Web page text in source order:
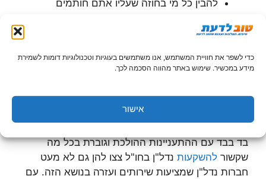
כדי לשפר את חוויית המשתמש, אנו משתמשים בעוגיות וטכנולוגיות דומות לשמירת
מידע במכשיר. שימוש באתר מהווה הסכמה לכך.
אישור
להבין כל מי בחוזה שעליו אתם חותמים
לכן לא כדאי שתתמודדו עם כל העניין הזה לבד ובטח
לעזור לכם.
חברת נדל"ן שאפשר לסמוך על
בד בבד עם ההתעניינות ההולכת וגוברת בכל מה
שקשור להשקעות נדל"ן בחו"ל צצו להן גם לא מעט
חברות נדל"ן שמציעות שירותים ועזרה בנושא הזה. עם